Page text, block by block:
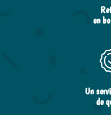
en
Un
de